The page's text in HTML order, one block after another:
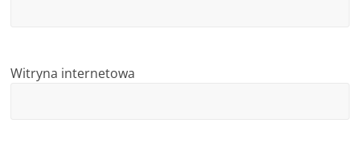
o
Witryna internetowa